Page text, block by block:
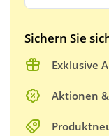
Sichern Sie
Exklusive
Aktionen